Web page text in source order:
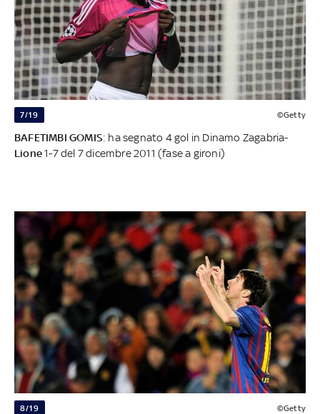
7/19 ©Getty
BAFETIMBI GOMIS: ha segnato 4 gol in Dinamo Zagabria-
Lione1-7 del 7 dicembre 2011 (fase a gironi)
8/19 ©Getty